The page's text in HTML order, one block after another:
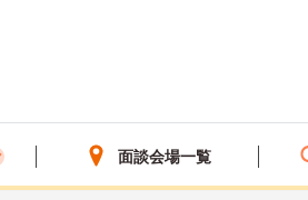
面談会場一覧